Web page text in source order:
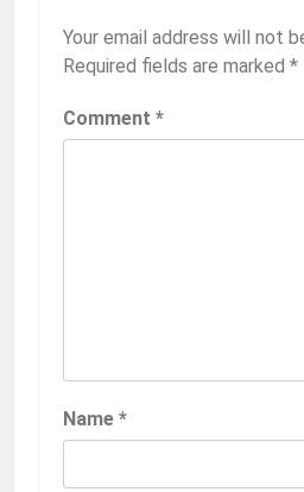
Your email address will not
Required fields are marked *
Comment *
Name *